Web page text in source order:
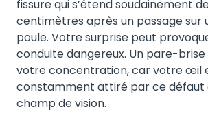
fissure qui s’étend soudainement
centimètres après un passage sur
poule. Votre surprise peut
conduite dangereux. Un pare-brise
votre concentration, car votre œil
constamment attiré par ce défaut
champ de vision.